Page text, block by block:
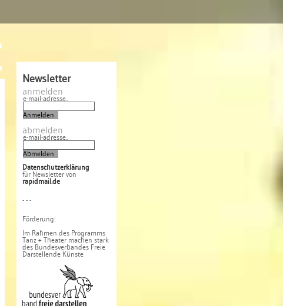
Newsletter
anmelden
e-mail-adresse..
abmelden
e-mail-adresse..
Datenschutzerklärung
für Newsletter von
rapidmail.de
- - -
Förderung:
Im Rahmen des Programms
Tanz + Theater machen stark
des Bundesverbandes Freie
Darstellende Künste